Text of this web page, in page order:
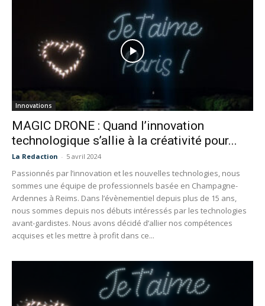
Innovations
MAGIC DRONE : Quand l’innovation
technologique s’allie à la créativité pour...
La Redaction - 5 avril 2024
Passionnés par l’innovation et les nouvelles technologies, nous
sommes une équipe de professionnels basée en Champagne-
Ardennes à Reims. Dans l’évènementiel depuis plus de 15 ans,
nous sommes depuis nos débuts intéressés par les technologies
avant-gardistes. Nous avons décidé d’allier nos compétences
acquises et les mettre à profit dans ce...